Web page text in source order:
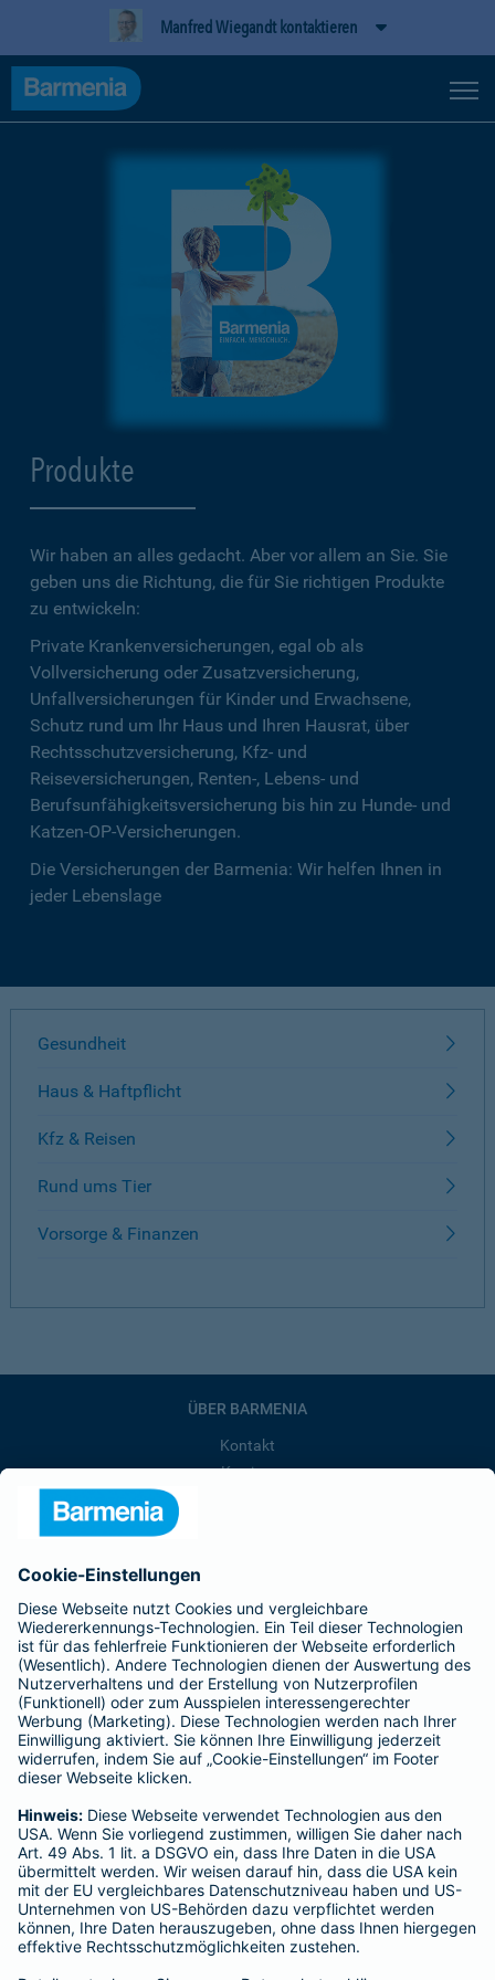
Manfred Wiegandt kontaktieren
Produkte
Wir haben an alles gedacht. Aber vor allem an Sie. Sie
geben uns die Richtung, die für Sie richtigen Produkte
zu entwickeln:
Private Krankenversicherungen, egal ob als
Vollversicherung oder Zusatzversicherung,
Unfallversicherungen für Kinder und Erwachsene,
Schutz rund um Ihr Haus und Ihren Hausrat, über
Rechtsschutzversicherung, Kfz- und
Reiseversicherungen, Renten-, Lebens- und
Berufsunfähigkeitsversicherung bis hin zu Hunde- und
Katzen-OP-Versicherungen.
Die Versicherungen der Barmenia: Wir helfen Ihnen in
jeder Lebenslage
Gesundheit
Haus & Haftpflicht
Kfz & Reisen
Rund ums Tier
Vorsorge & Finanzen
ÜBER BARMENIA
Kontakt
Karriere
Affiliate-Partner werden
Barmenia ist Teil der BarmeniaGothaer
BELIEBTE SEITEN
Kranken-Zusatzversicherung
Tierversicherungen
Haftpflichtversicherung
Hausratversicherung
SERVICE
Adresse ändern
Schaden melden
Kilometerstandsmeldung
Serviceübersicht